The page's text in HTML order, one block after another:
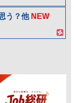
う？他 NEW